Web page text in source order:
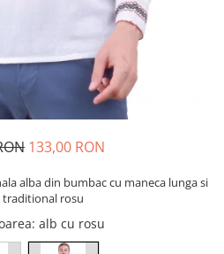
133,00 RON
alba din bumbac cu maneca lunga si
rosu
: alb cu rosu